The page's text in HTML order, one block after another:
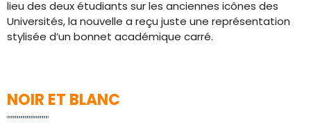
lieu des deux étudiants sur les anciennes icônes des
Universités, la nouvelle a reçu juste une représentation
stylisée d’un bonnet académique carré.
NOIR ET BLANC